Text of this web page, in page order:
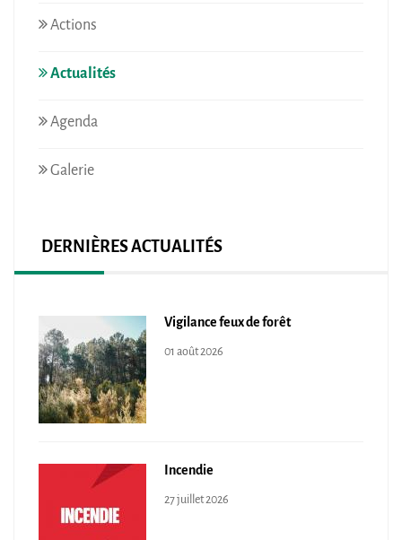
Actions
Actualités
Agenda
Galerie
DERNIÈRES ACTUALITÉS
Vigilance feux de forêt
01 août 2026
Incendie
27 juillet 2026